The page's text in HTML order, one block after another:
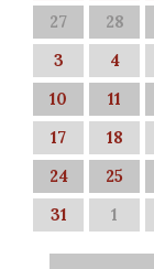
27 28
3
4
10
11
17
18
24
25
31
1